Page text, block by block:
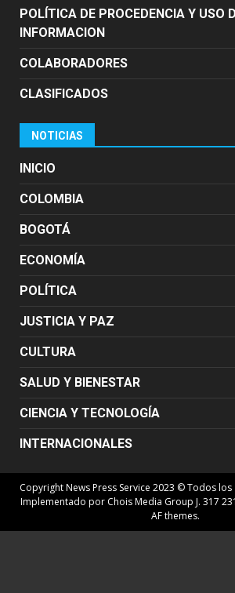
POLÍTICA DE PROCEDENCIA Y USO
INFORMACION
COLABORADORES
CLASIFICADOS
NOTICIAS
INICIO
COLOMBIA
BOGOTÁ
ECONOMÍA
POLÍTICA
JUSTICIA Y PAZ
CULTURA
SALUD Y BIENESTAR
CIENCIA Y TECNOLOGÍA
INTERNACIONALES
Copyright News Press Service 2023 © Todos
Implementado por Chois Media Group J. 317
AF themes.